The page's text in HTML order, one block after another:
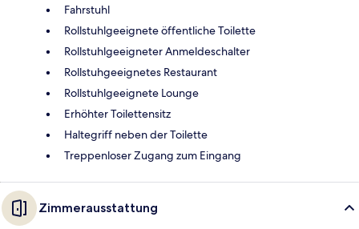
Fahrstuhl
Rollstuhlgeeignete öffentliche Toilette
Rollstuhlgeeigneter Anmeldeschalter
Rollstuhgeeignetes Restaurant
Rollstuhlgeeignete Lounge
Erhöhter Toilettensitz
Haltegriff neben der Toilette
Treppenloser Zugang zum Eingang
Zimmerausstattung